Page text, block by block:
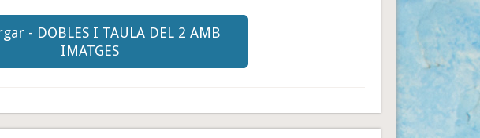
- DOBLES I TAULA DEL 2 AMB
IMATGES